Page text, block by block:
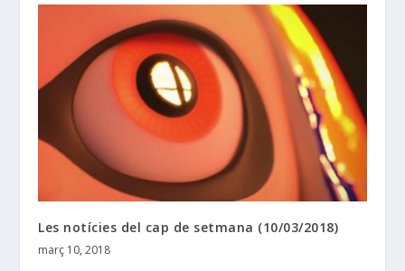
Les notícies del cap de setmana (10/03/2018)
març 10, 2018